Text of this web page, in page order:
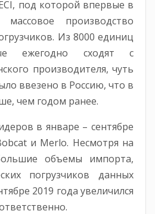
под которой впервые в
производство
Из 8000 единиц
ежегодно сходят с
производителя, чуть
ввезено в Россию, что в
чем годом ранее.
в январе – сентябре
и Merlo. Несмотря на
объемы импорта,
погрузчиков данных
2019 года увеличился